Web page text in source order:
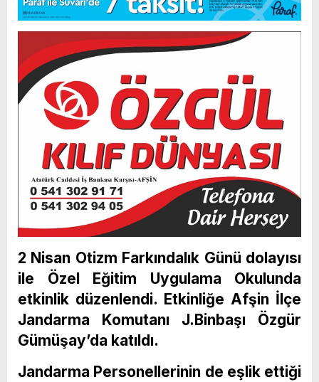
2 Nisan Otizm Farkındalık Günü dolayısı
ile Özel Eğitim Uygulama Okulunda
etkinlik düzenlendi. Etkinliğe Afşin İlçe
Jandarma Komutanı J.Binbaşı Özgür
Gümüşay’da katıldı.
Jandarma Personellerinin de eşlik ettiği